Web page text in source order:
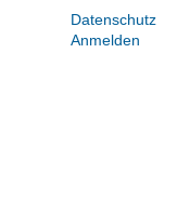
Datenschutz
Anmelden